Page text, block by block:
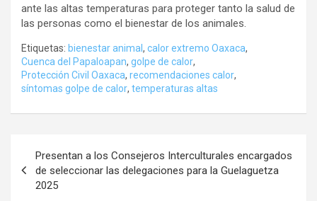
ante las altas temperaturas para proteger tanto la salud de
las personas como el bienestar de los animales.
Etiquetas: bienestar animal, calor extremo Oaxaca,
Cuenca del Papaloapan, golpe de calor,
Protección Civil Oaxaca, recomendaciones calor,
síntomas golpe de calor, temperaturas altas
de
entradas
Presentan a los Consejeros Interculturales encargados
de seleccionar las delegaciones para la Guelaguetza
2025